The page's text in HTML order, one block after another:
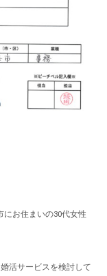
お住まいの30代女性
活サービスを検討して